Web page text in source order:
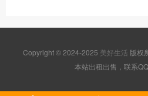
Copyright © 2024-2025 美好生活 版权
本站出租出售，联系